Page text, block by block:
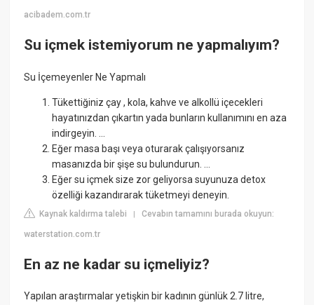
acibadem.com.tr
Su içmek istemiyorum ne yapmalıyım?
Su İçemeyenler Ne Yapmalı
Tükettiğiniz çay , kola, kahve ve alkollü içecekleri
hayatınızdan çıkartın yada bunların kullanımını en aza
indirgeyin. ...
Eğer masa başı veya oturarak çalışıyorsanız
masanızda bir şişe su bulundurun. ...
Eğer su içmek size zor geliyorsa suyunuza detox
özelliği kazandırarak tüketmeyi deneyin.
Kaynak kaldırma talebi |Cevabın tamamını burada okuyun:
waterstation.com.tr
En az ne kadar su içmeliyiz?
Yapılan araştırmalar yetişkin bir kadının günlük 2.7 litre,